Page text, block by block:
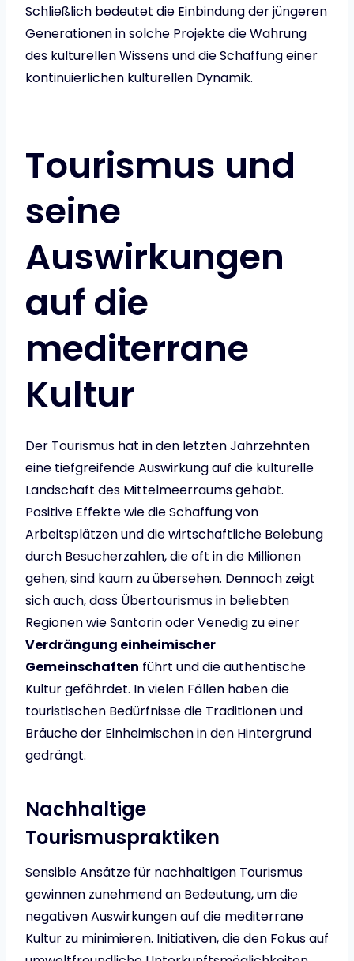
Schließlich bedeutet die Einbindung der jüngeren
Generationen in solche Projekte die Wahrung
des kulturellen Wissens und die Schaffung einer
kontinuierlichen kulturellen Dynamik.
Tourismus und
seine
Auswirkungen
auf die
mediterrane
Kultur
Der Tourismus hat in den letzten Jahrzehnten
eine tiefgreifende Auswirkung auf die kulturelle
Landschaft des Mittelmeerraums gehabt.
Positive Effekte wie die Schaffung von
Arbeitsplätzen und die wirtschaftliche Belebung
durch Besucherzahlen, die oft in die Millionen
gehen, sind kaum zu übersehen. Dennoch zeigt
sich auch, dass Übertourismus in beliebten
Regionen wie Santorin oder Venedig zu einer
Verdrängung einheimischer
Gemeinschaften führt und die authentische
Kultur gefährdet. In vielen Fällen haben die
touristischen Bedürfnisse die Traditionen und
Bräuche der Einheimischen in den Hintergrund
gedrängt.
Nachhaltige
Tourismuspraktiken
Sensible Ansätze für nachhaltigen Tourismus
gewinnen zunehmend an Bedeutung, um die
negativen Auswirkungen auf die mediterrane
Kultur zu minimieren. Initiativen, die den Fokus auf